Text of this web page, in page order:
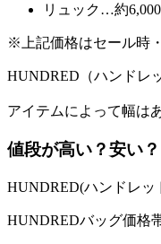
リュック…約
※上記価格はセール時
HUNDRED（ハンドレ
アイテムによって幅は
値段が高い？安い
HUNDRED(ハンドレッ
HUNDREDバッグ価格